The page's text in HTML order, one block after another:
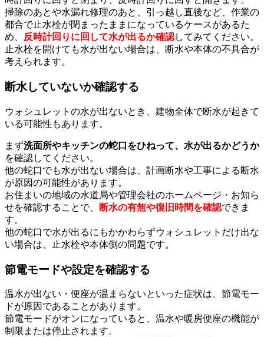
掃除のあとや水漏れ修理のあと、引っ越し直後など、作業の
都合で止水栓が閉まったままになっているケースがあるた
め、 反時計回りに回して水が出るか確認してみてください。
止水栓を開けても水が出ない場合は、断水や本体の不具合が
考えられます。
断水していないか確認する
ウォシュレットの水が出ないとき、建物全体で断水が起きて
いる可能性もあります。
まず洗面所やキッチンの蛇口をひねって、水が出るかどうか
を確認してください。
他の蛇口でも水が出ない場合は、計画断水や工事による断水
が原因の可能性があります。
お住まいの地域の水道局や管理会社のホームページ・お知ら
せを確認することで、
断水の有無や復旧時間を確認できま
す。
他の蛇口で水が出るにもかかわらずウォシュレットだけ出な
い場合は、止水栓や本体側の問題です。
節電モードや設定を確認する
温水が出ない・便座が温まらないといった症状は、節電モー
ドが原因であることがあります。
節電モードがオンになっていると、温水や暖房便座の機能が
制限または停止されます。